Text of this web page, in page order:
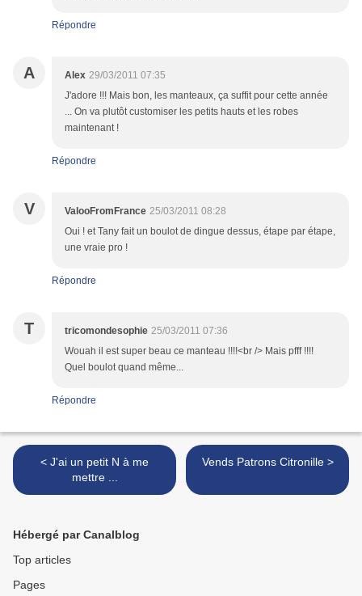
Répondre
A Alex 29/03/2011 07:35
J'adore !!! Mais bon, les manteaux, ça suffit pour cette année
... On va plutôt customiser les petits hauts et les robes
maintenant !
Répondre
V ValooFromFrance 25/03/2011 08:28
Oui ! et Tany fait un boulot de dingue dessus, étape par étape,
une vraie pro !
Répondre
T tricomondesophie 25/03/2011 07:36
Wouah il est super beau ce manteau !!!!<br /> Mais pfff !!!!
Quel boulot quand même...
Répondre
< J'ai un petit N à me
mettre ...
Vends Patrons Citronille >
Hébergé par Canalblog
Top articles
Pages